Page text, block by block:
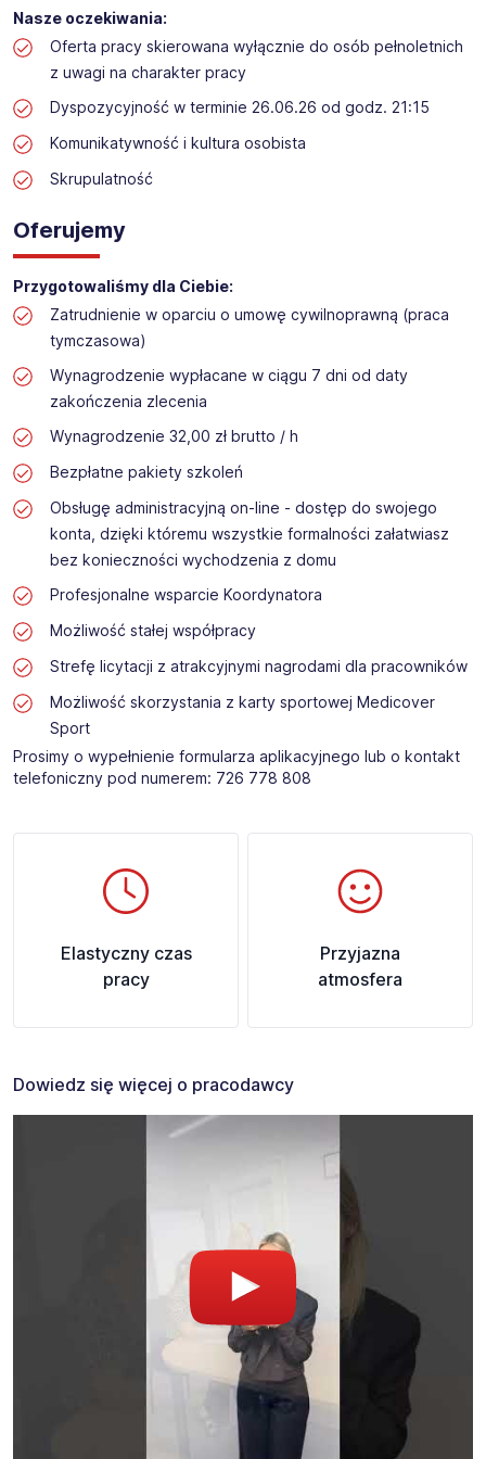
Nasze oczekiwania:
Oferta pracy skierowana wyłącznie do osób pełnoletnich
z uwagi na charakter pracy
Dyspozycyjność w terminie 26.06.26 od godz. 21:15
Komunikatywność i kultura osobista
Skrupulatność
Oferujemy
Przygotowaliśmy dla Ciebie:
Zatrudnienie w oparciu o umowę cywilnoprawną (praca
tymczasowa)
Wynagrodzenie wypłacane w ciągu 7 dni od daty
zakończenia zlecenia
Wynagrodzenie 32,00 zł brutto / h
Bezpłatne pakiety szkoleń
Obsługę administracyjną on-line - dostęp do swojego
konta, dzięki któremu wszystkie formalności załatwiasz
bez konieczności wychodzenia z domu
Profesjonalne wsparcie Koordynatora
Możliwość stałej współpracy
Strefę licytacji z atrakcyjnymi nagrodami dla pracowników
Możliwość skorzystania z karty sportowej Medicover
Sport
Prosimy o wypełnienie formularza aplikacyjnego lub o kontakt
telefoniczny pod numerem: 726 778 808 ​
Elastyczny czas
pracy
Przyjazna
atmosfera
Dowiedz się więcej o pracodawcy